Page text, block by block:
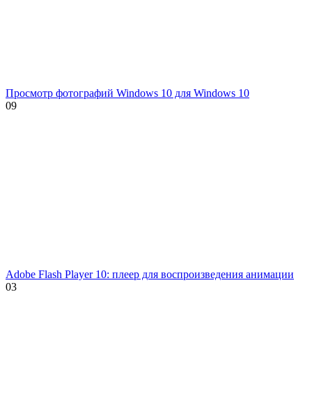
Просмотр фотографий Windows 10 для Windows 10
09
Adobe Flash Player 10: плеер для воспроизведения анимации
03